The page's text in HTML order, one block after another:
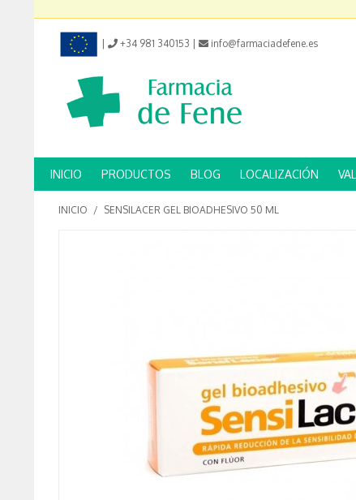
+34 981 340153 info@farmaciadefene.es
INICIO PRODUCTOS BLOG LOCALIZACIÓN
INICIO / SENSILACER GEL BIOADHESIVO 50 ML